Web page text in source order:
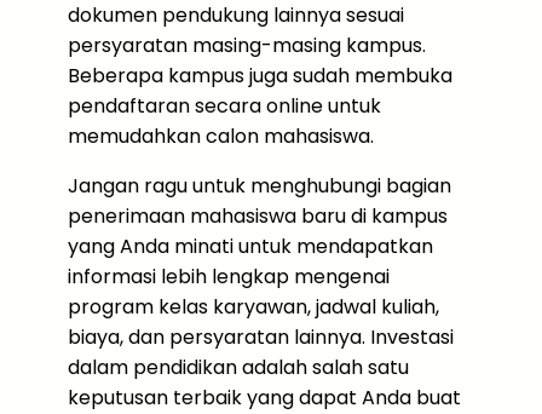
dokumen pendukung lainnya sesuai
persyaratan masing-masing kampus.
Beberapa kampus juga sudah membuka
pendaftaran secara online untuk
memudahkan calon mahasiswa.
Jangan ragu untuk menghubungi bagian
penerimaan mahasiswa baru di kampus
yang Anda minati untuk mendapatkan
informasi lebih lengkap mengenai
program kelas karyawan, jadwal kuliah,
biaya, dan persyaratan lainnya. Investasi
dalam pendidikan adalah salah satu
keputusan terbaik yang dapat Anda buat